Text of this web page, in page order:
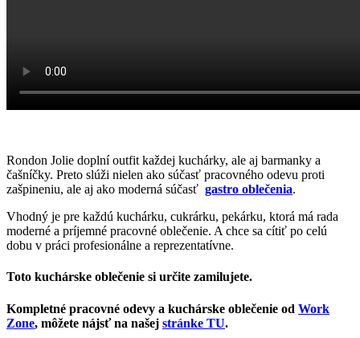
Rondon Jolie doplní outfit každej kuchárky, ale aj barmanky a
čašníčky. Preto slúži nielen ako súčasť pracovného odevu proti
zašpineniu, ale aj ako moderná súčasť gastro oblečenia.
Vhodný je pre každú kuchárku, cukrárku, pekárku, ktorá má rada
moderné a príjemné pracovné oblečenie. A chce sa cítiť po celú
dobu v práci profesionálne a reprezentatívne.
Toto kuchárske oblečenie si určite zamilujete.
Kompletné pracovné odevy a kuchárske oblečenie od Work
Zone, môžete nájsť na našej stránke TU.